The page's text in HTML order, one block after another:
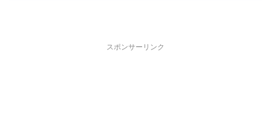
スポンサーリンク